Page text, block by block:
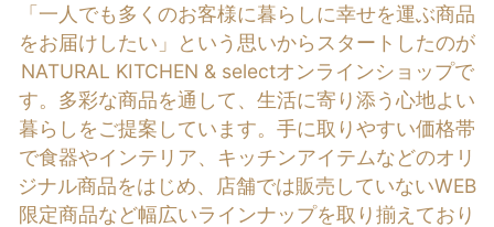
「一人でも多くのお客様に暮らしに幸せを運ぶ商品
をお届けしたい」という思いからスタートしたのが
NATURAL KITCHEN & selectオンラインショップで
す。多彩な商品を通して、生活に寄り添う心地よい
暮らしをご提案しています。手に取りやすい価格帯
で食器やインテリア、キッチンアイテムなどのオリ
ジナル商品をはじめ、店舗では販売していないWEB
限定商品など幅広いラインナップを取り揃えており